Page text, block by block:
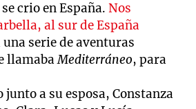
crio en España.Nos
al sur de España
serie de aventuras
llamabaMediterráneo, para